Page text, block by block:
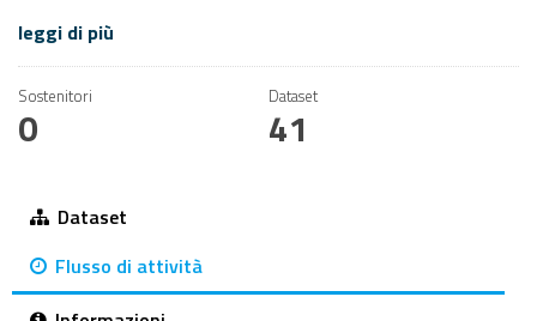
leggi di più
Sostenitori
0
Dataset
41
Dataset
Flusso di attività